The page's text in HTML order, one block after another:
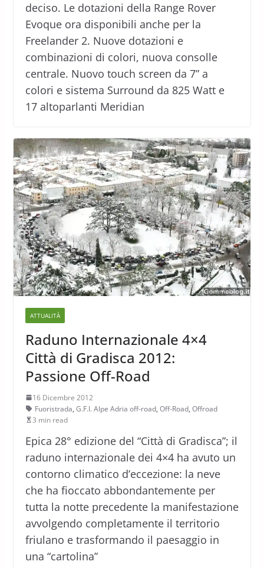
deciso. Le dotazioni della Range Rover
Evoque ora disponibili anche per la
Freelander 2. Nuove dotazioni e
combinazioni di colori, nuova consolle
centrale. Nuovo touch screen da 7” a
colori e sistema Surround da 825 Watt e
17 altoparlanti Meridian
ATTUALITÀ
Raduno Internazionale 4×4
Città di Gradisca 2012:
Passione Off-Road
16 Dicembre 2012
Fuoristrada, G.F.I. Alpe Adria off-road, Off-Road, Offroad
3 min read
Epica 28° edizione del “Città di Gradisca”; il
raduno internazionale dei 4×4 ha avuto un
contorno climatico d’eccezione: la neve
che ha fioccato abbondantemente per
tutta la notte precedente la manifestazione
avvolgendo completamente il territorio
friulano e trasformando il paesaggio in
una “cartolina”